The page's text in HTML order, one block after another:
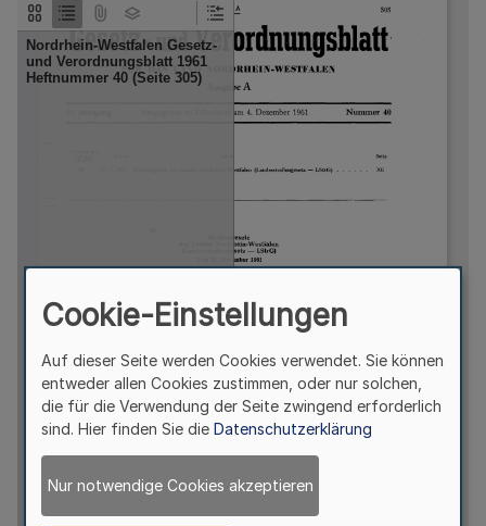
Cookie-Einstellungen
Auf dieser Seite werden Cookies verwendet. Sie können
entweder allen Cookies zustimmen, oder nur solchen,
die für die Verwendung der Seite zwingend erforderlich
sind. Hier finden Sie die Datenschutzerklärung
Nur notwendige Cookies akzeptieren